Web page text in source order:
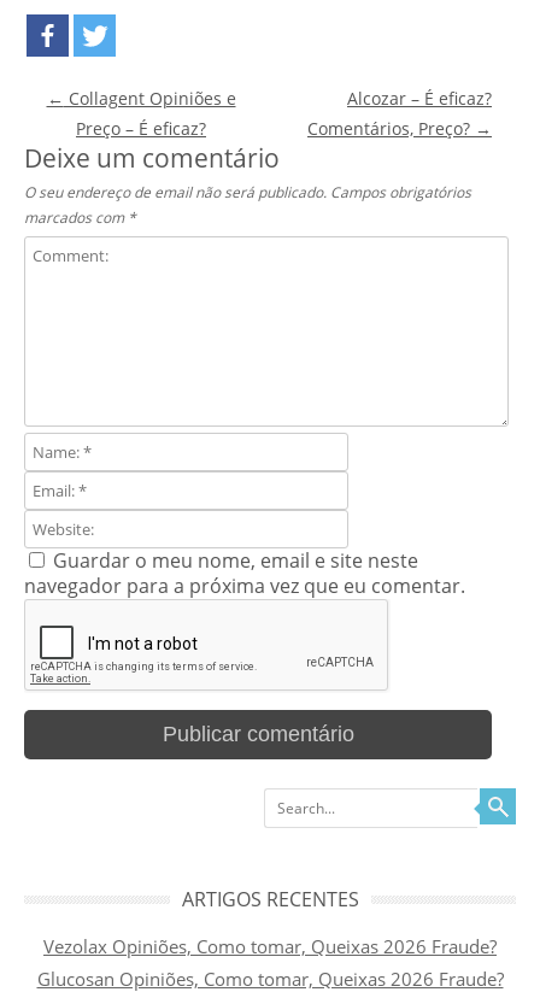
Post navigation
← Collagent Opiniões e
Preço – É eficaz?
Alcozar – É eficaz?
Comentários, Preço? →
Deixe um comentário
O seu endereço de email não será publicado. Campos obrigatórios
marcados com *
Guardar o meu nome, email e site neste
navegador para a próxima vez que eu comentar.
Search
ARTIGOS RECENTES
Vezolax Opiniões, Como tomar, Queixas 2026 Fraude?
Glucosan Opiniões, Como tomar, Queixas 2026 Fraude?